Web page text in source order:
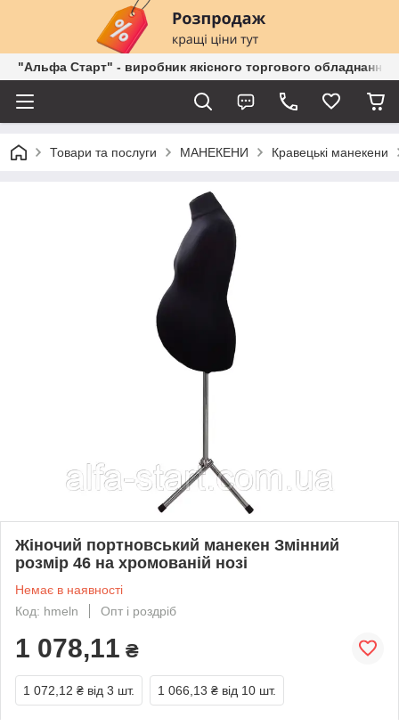
"Альфа Старт" - виробник якісного торгового обладнання
Товари та послуги МАНЕКЕНИ Кравецькі манекени
Жіночий портновський манекен Змінний
розмір 46 на хромованій нозі
Немає в наявності
Код: hmeln
Опт і роздріб
1 078,11 ₴
1 072,12 ₴ від 3 шт. 1 066,13 ₴ від 10 шт.